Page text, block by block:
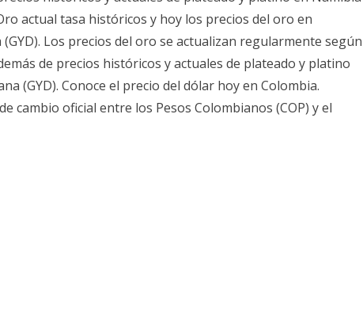
actual tasa históricos y hoy los precios del oro en
Los precios del oro se actualizan regularmente según
de precios históricos y actuales de plateado y platino
(GYD). Conoce el precio del dólar hoy en Colombia.
cambio oficial entre los Pesos Colombianos (COP) y el